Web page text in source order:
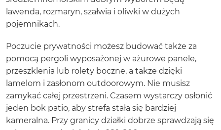
lawenda, rozmaryn, szałwia i oliwki w dużych
pojemnikach.
Poczucie prywatności możesz budować także za
pomocą pergoli wyposażonej w ażurowe panele,
przeszklenia lub rolety boczne, a także dzięki
lamelom i zasłonom outdoorowym. Nie musisz
zamykać całej przestrzeni. Czasem wystarczy osłonić
jeden bok patio, aby strefa stała się bardziej
kameralna. Przy granicy działki dobrze sprawdzają się